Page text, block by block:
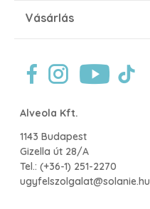
Alveola Kft.
1143 Budapest
Gizella út 28/A
Tel.: (+36-1) 251-2270
ugyfelszolgalat@solanie.hu
Vásárlás